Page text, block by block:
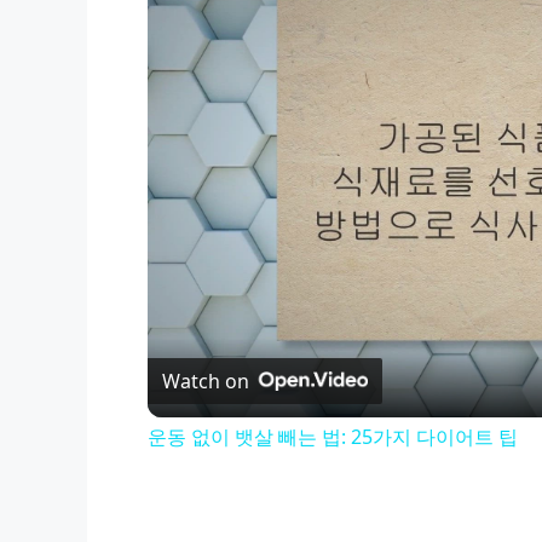
Watch on
운동 없이 뱃살 빼는 법: 25가지 다이어트 팁